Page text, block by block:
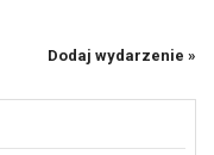
Dodaj wydarzenie »